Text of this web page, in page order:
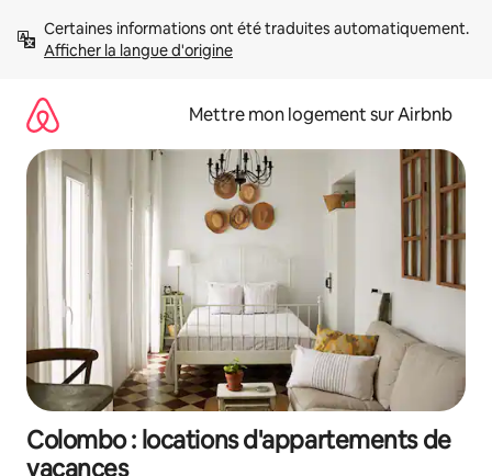
directement
Afficher la langue d'origine
Mettre mon logement sur Airbnb
Colombo : locations d'appartements de
vacances